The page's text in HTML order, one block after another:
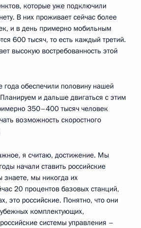
которые уже подключили
В них проживает сейчас более
и в день примерно мобильным
600 тысяч, то есть каждый третий.
высокую востребованность этой
года обеспечили половину нашей
и дальше двигаться с этим
350–400 тысяч человек
возможность скоростного
я считаю, достижение. Мы
начали ставить российские
знаете, мы никогда их
20 процентов базовых станций,
это российские. Понятно, что они
комплектующих,
системы управления –